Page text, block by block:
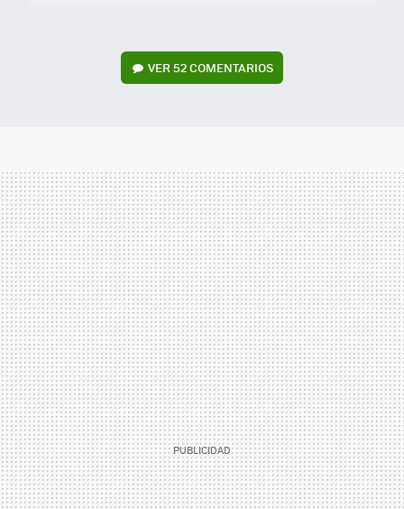
VER52 COMENTARIOS